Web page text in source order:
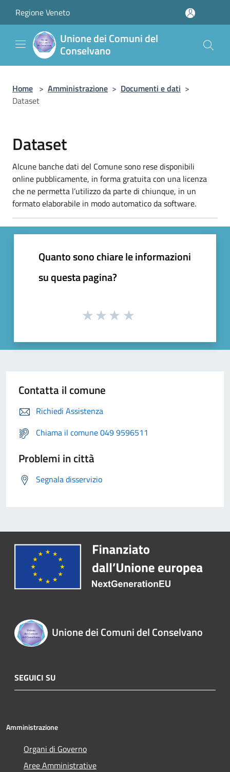
Regione Veneto
Unione dei Comuni del
Conselvano
Home > Amministrazione > Documenti e dati >
Dataset
Dataset
Alcune banche dati del Comune sono rese disponibili
online pubblicamente, in forma gratuita con una licenza
che ne permetta l’utilizzo da parte di chiunque, in un
formato elaborabile in modo automatico da software.
Quanto sono chiare le informazioni
su questa pagina?
Contatta il comune
Richiedi Assistenza
Chiama il comune 049 9596511
Problemi in città
Segnala disservizio
Unione dei Comuni del Conselvano
SEGUICI SU
Amministrazione
Organi di Governo
Aree Amministrative